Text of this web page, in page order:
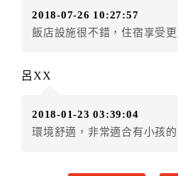
店客滿，敬請及早計畫，如逾
件放棄訂單（住宿權益）。 （
得辦理取消退款。
．訂單異動後，訂單費用總計
2018-07-26 10:27:57
飯店設施很不錯，住宿享受更
呂XX
2018-01-23 03:39:04
環境舒適，非常適合有小孩的